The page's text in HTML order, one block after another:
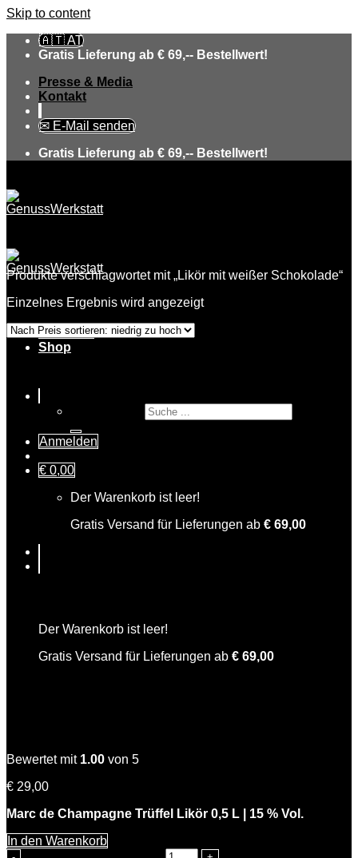
Skip to content
🇦🇹 AT
Gratis Lieferung ab € 69,-- Bestellwert!
Presse & Media
Kontakt
✉ E-Mail senden
Gratis Lieferung ab € 69,-- Bestellwert!
Über uns
Shop
Anmelden
€ 0,00
Der Warenkorb ist leer!
Gratis Versand für Lieferungen ab € 69,00
Der Warenkorb ist leer!
Gratis Versand für Lieferungen ab € 69,00
Produkte verschlagwortet mit „Likör mit weißer Schokolade“
Einzelnes Ergebnis wird angezeigt
Bewertet mit 1.00 von 5
€ 29,00
Marc de Champagne Trüffel Likör 0,5 L | 15 % Vol.
In den Warenkorb